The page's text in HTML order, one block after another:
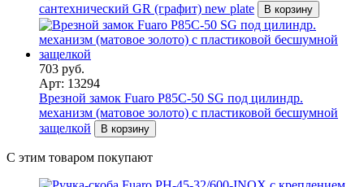
сантехнический GR (графит) new plate
В корзину
703 руб.
Арт: 13294
Врезной замок Fuaro P85C-50 SG под цилиндр.
механизм (матовое золото) с пластиковой бесшумной
защелкой
В корзину
С этим товаром покупают